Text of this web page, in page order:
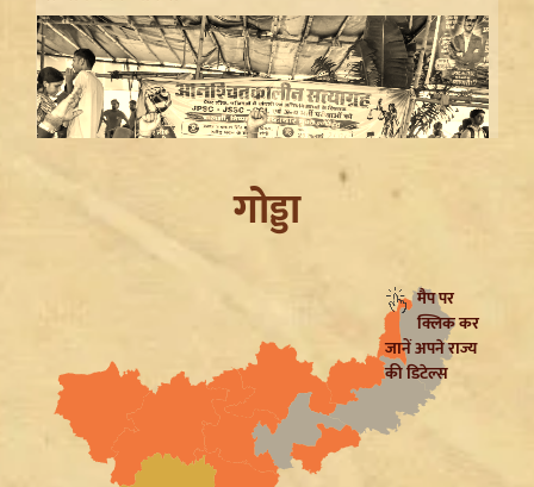
Jharkhand JPSC JSSC Protest: सियासी रंग में रंगा
आंदोलन, Rahul Gandhi ने छात्रों को दिया Reforms का
भरोसा
गोड्डा
मैप पर
क्लिक कर
जानें अपने राज्य
की डिटेल्स